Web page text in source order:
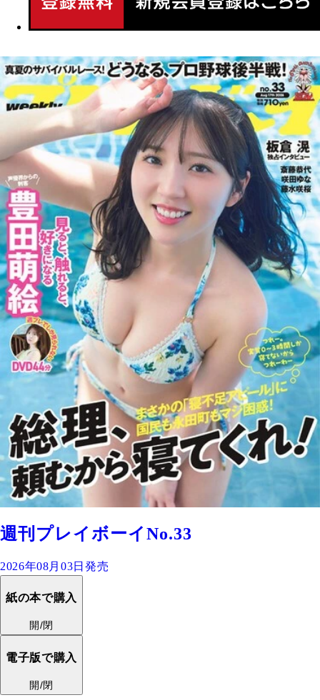
週刊プレイボーイNo.33
2026年08月03日発売
紙の本で購入
開/閉
電子版で購入
開/閉